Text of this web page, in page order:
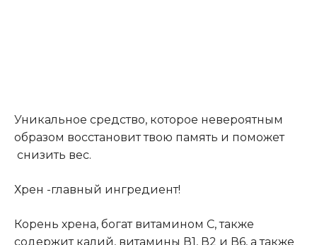
Уникальное средство, которое невероятным
образом восстановит твою память и поможет
снизить вес.
Хрен -главный ингредиент!
Корень хрена, богат витамином С, также
содержит калий, витамины В1, В2 и В6, а также